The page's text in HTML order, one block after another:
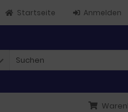
Anmelden
Startseite